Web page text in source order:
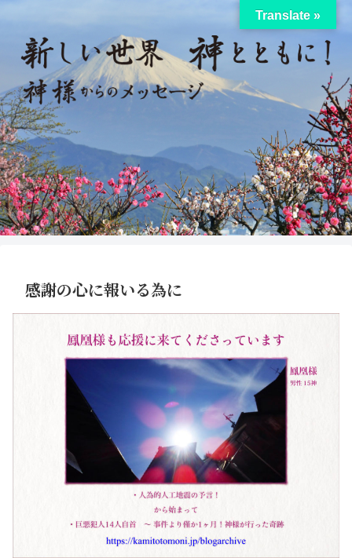
感謝の心に報いる為に
Translate »